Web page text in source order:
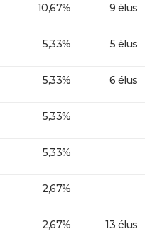
10,67% 9 élus
5,33% 5 élus
5,33% 6 élus
5,33%
5,33%
2,67%
2,67% 13 élus